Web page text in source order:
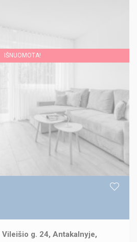
IŠNUOMOTA!
Vileišio g. 24, Antakalnyje,